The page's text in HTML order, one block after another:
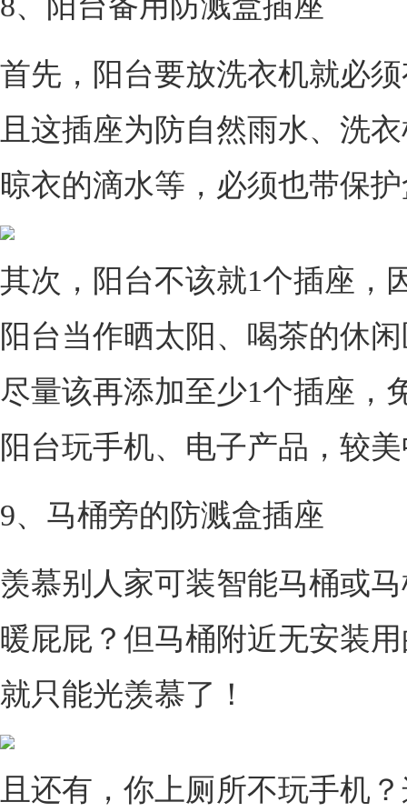
首先，阳台要放洗衣机就必
且这插座为防自然雨水、洗
晾衣的滴水等，必须也带保
其次，阳台不该就1个插座，
阳台当作晒太阳、喝茶的休
尽量该再添加至少1个插座，
阳台玩手机、电子产品，较
9、马桶旁的防溅盒插座
羡慕别人家可装智能马桶或
暖屁屁？但马桶附近无安装
就只能光羡慕了！
且还有，你上厕所不玩手机